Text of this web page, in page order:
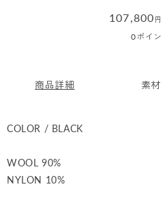
通
107,800 円
0ポイン
商品詳細 素材
COLOR / BLACK
WOOL 90%
NYLON 10%